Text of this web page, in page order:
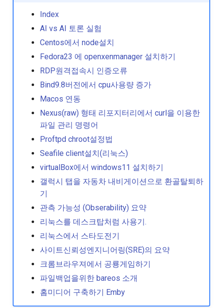
우분투 네트워크 설정하기
우분투 resolv.conf 파일 수
재부팅 없이 임시로 호스
임 변경
저널로그에서 의 반복적인
좀비 프로세스 종료 방법
특정버전의 rpm 패키지 설
Index
AI vs AI 토론 실험
Centos에서 node설치
Fedora23 에 openxenmanager 설치하기
RDP원격접속시 인증오류
Bind9.8버전에서 cpu사용량 증가
Macos 연동
Nexus(raw) 형태 리포지터리에서 curl을 이용한
파일 관리 명령어
Proftpd chroot설정법
Seafile client설치(리눅스)
virtualBox에서 windows11 설치하기
갤럭시 탭을 자동차 내비게이션으로 환골탈퇴하
기
관측 가능성 (Obserability) 요약
리눅스를 데스크탑처럼 사용기.
리눅스에서 스타도전기
사이트신뢰성엔지니어링(SRE)의 요약
크롬브라우져에서 공룡게임하기
파일백업을위한 bareos 소개
홈미디어 구축하기 Emby